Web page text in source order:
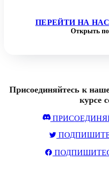
ПЕРЕЙТИ НА
Открыть
Присоединяйтесь к
курсе